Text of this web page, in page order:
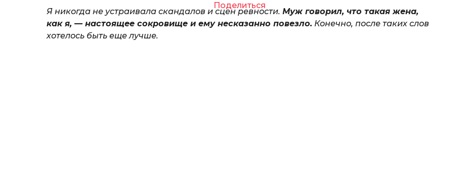
Поделиться
Я никогда не устраивала скандалов и сцен ревности. Муж говорил, что такая жена,
как я, — настоящее сокровище и ему несказанно повезло. Конечно, после таких слов
хотелось быть еще лучше.